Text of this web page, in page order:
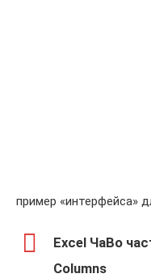
пример «интерфейса»
Excel ЧаВо
Columns